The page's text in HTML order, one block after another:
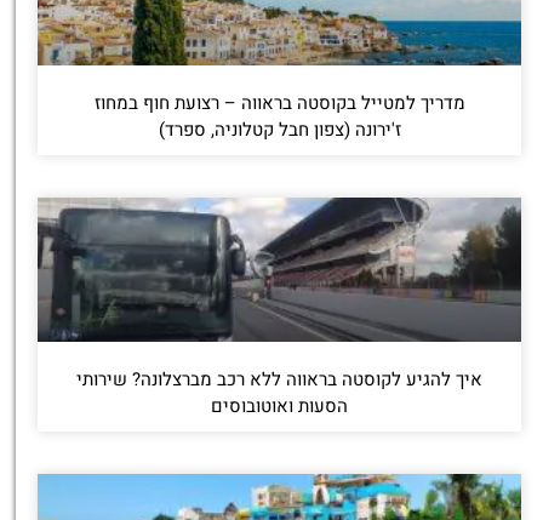
מדריך למטייל בקוסטה בראווה – רצועת חוף במחוז
ז'ירונה (צפון חבל קטלוניה, ספרד)
איך להגיע לקוסטה בראווה ללא רכב מברצלונה? שירותי
הסעות ואוטובוסים